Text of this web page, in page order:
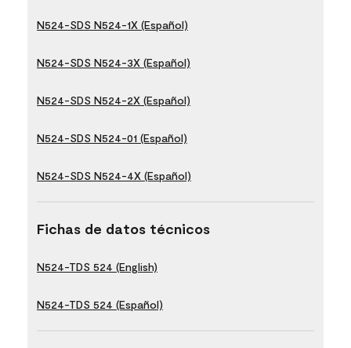
N524-SDS N524-1X (Español)
N524-SDS N524-3X (Español)
N524-SDS N524-2X (Español)
N524-SDS N524-01 (Español)
N524-SDS N524-4X (Español)
Fichas de datos técnicos
N524-TDS 524 (English)
N524-TDS 524 (Español)